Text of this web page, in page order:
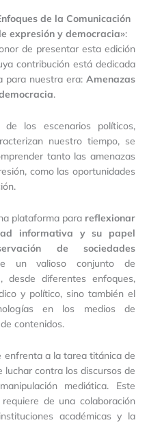
de la Comunicación
expresión y democracia»:
de presentar esta edición
contribución está dedicada
para nuestra era: Amenazas
.
los escenarios políticos,
nuestro tiempo, se
tanto las amenazas
como las oportunidades
plataforma para reflexionar
informativa y su papel
de sociedades
un valioso conjunto de
desde diferentes enfoques,
y político, sino también el
en los medios de
contenidos.
enfrenta a la tarea titánica de
luchar contra los discursos de
mediática. Este
de una colaboración
académicas y la